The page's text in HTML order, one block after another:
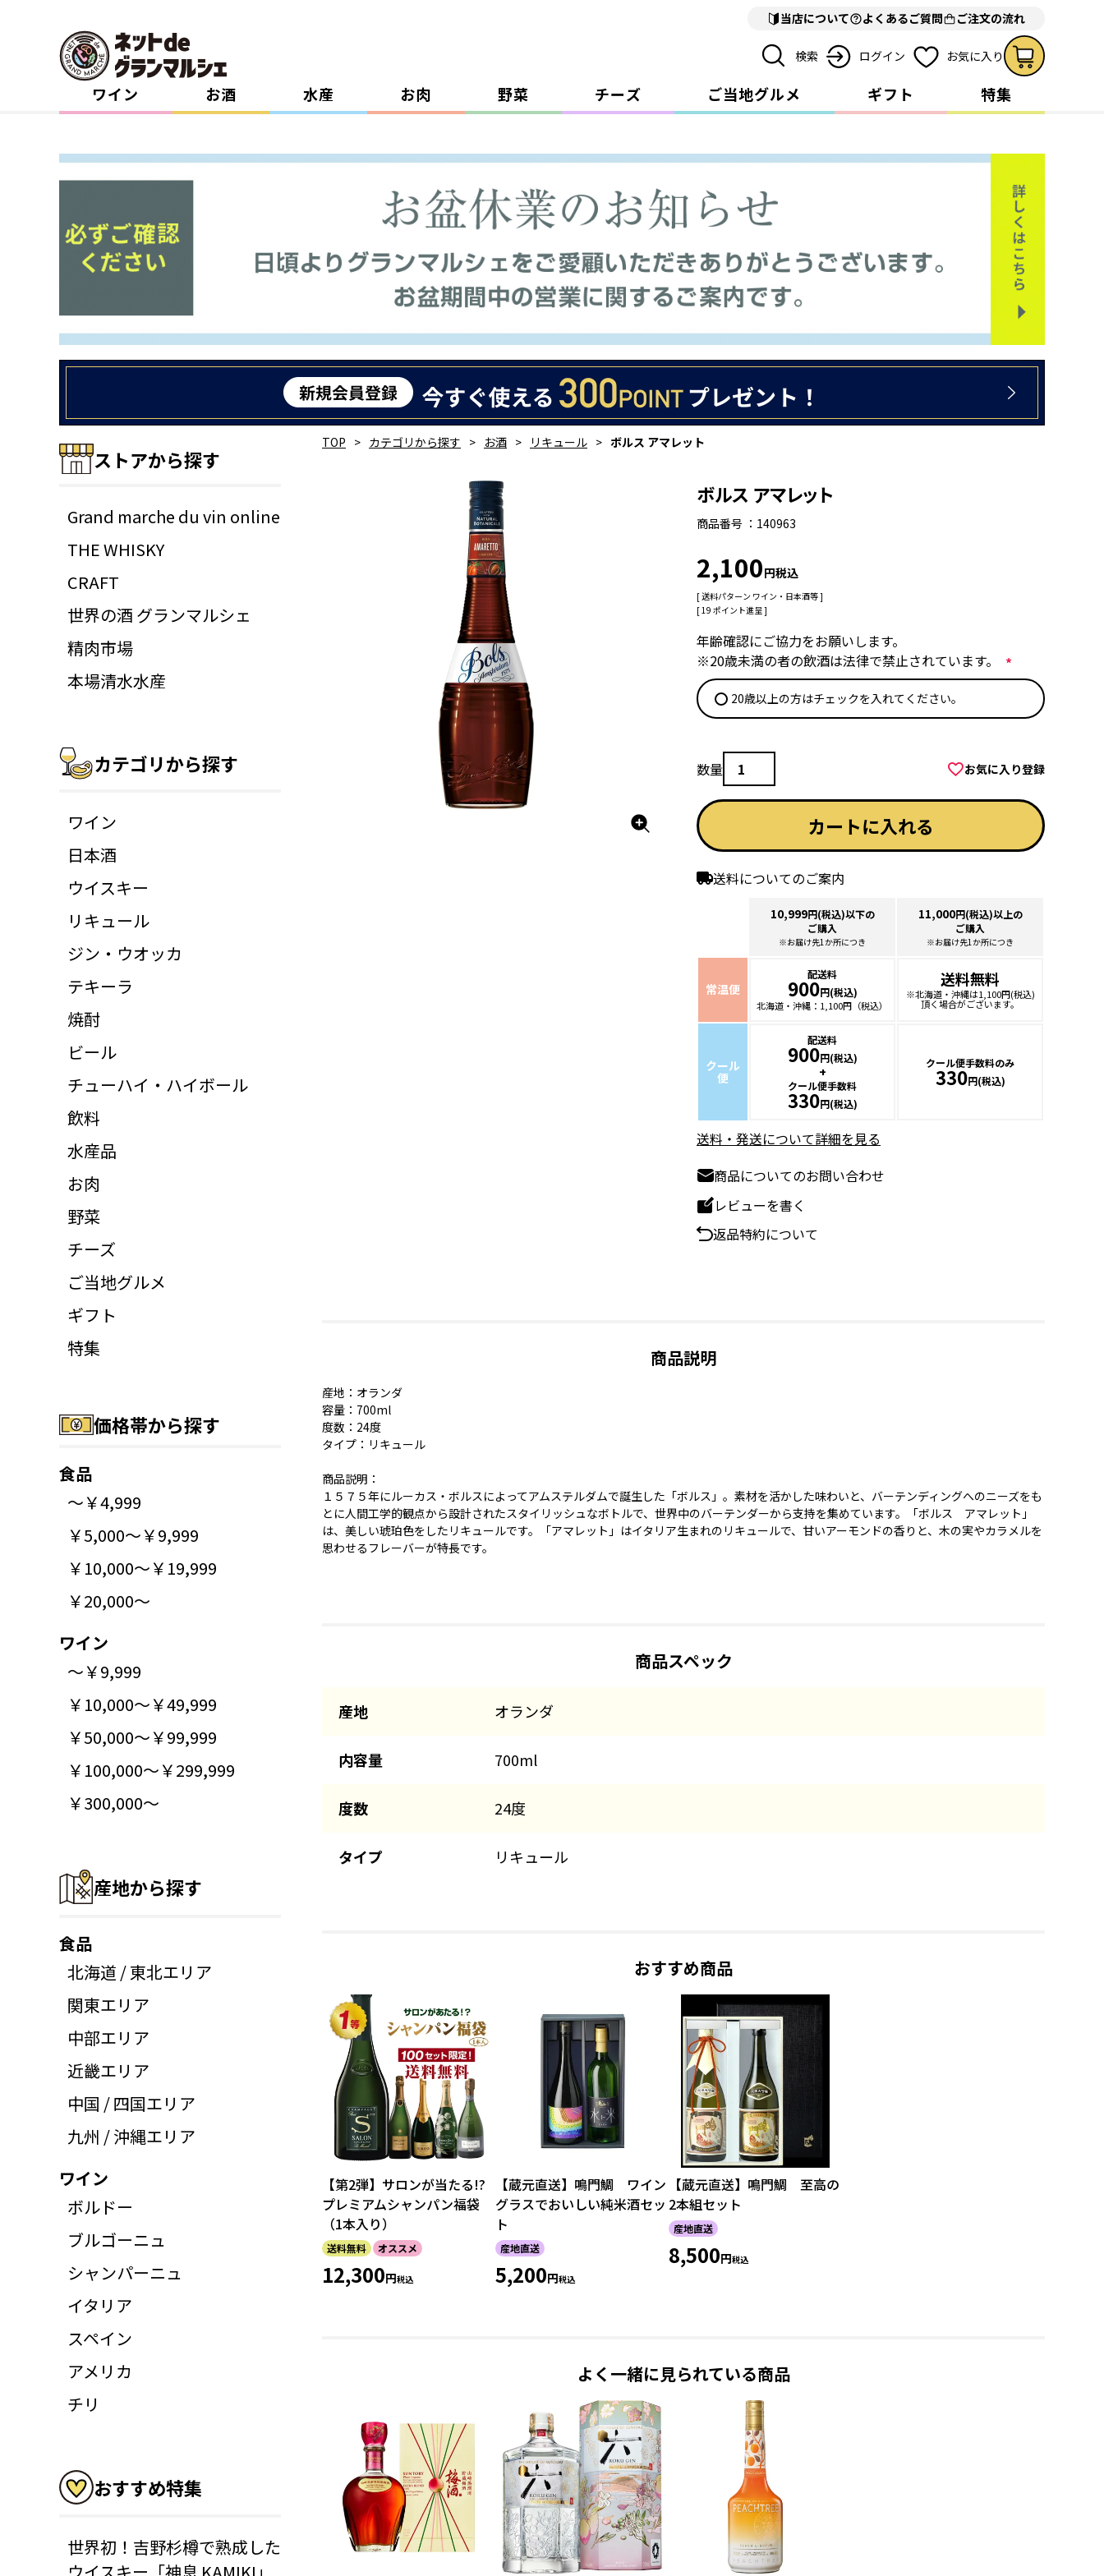
当店について よくあるご質問 ご注文の流れ
検索 ログイン お気に入り
ワイン お酒 水産 お肉 野菜 チーズ ご当地グルメ ギフト 特集
ストアから探す
Grand marche du vin online
THE WHISKY
CRAFT
世界の酒 グランマルシェ
精肉市場
本場清水水産
カテゴリから探す
ワイン
日本酒
ウイスキー
リキュール
ジン・ウオッカ
テキーラ
焼酎
ビール
チューハイ・ハイボール
飲料
水産品
お肉
野菜
チーズ
ご当地グルメ
ギフト
特集
価格帯から探す
食品
～￥4,999
￥5,000～￥9,999
￥10,000～￥19,999
￥20,000～
ワイン
～￥9,999
￥10,000～￥49,999
￥50,000～￥99,999
￥100,000～￥299,999
￥300,000～
産地から探す
食品
北海道 / 東北エリア
関東エリア
中部エリア
近畿エリア
中国 / 四国エリア
九州 / 沖縄エリア
ワイン
ボルドー
ブルゴーニュ
シャンパーニュ
イタリア
スペイン
アメリカ
チリ
おすすめ特集
世界初！吉野杉樽で熟成した
TOP カテゴリから探す お酒 リキュール ボルス アマレット
ボルス アマレット
商品番号 140963
2,100 税込
送料パターン ワイン・日本酒等
[19 ポイント進呈 ]
年齢確認にご協力をお願いします。
※20歳未満の者の飲酒は法律で禁止されています。
(
須
20歳以上の方はチェックを入れてください。
お気に入り登録
カートに入れる
送料についてのご案内
10,999円(税込)以下の
ご購入
※お届け先1か所につき
11,000円(税込)以上の
ご購入
※お届け先1か所につき
常温便
配送料
900円(税込)
北海道・沖縄： 1,100円（税込）
送料無料
※北海道・沖縄は1,100円(税込)
頂く場合がございます。
クール
便
配送料
900円(税込)
+
クール便手数料
330円(税込)
クール便手数料のみ
330円(税込)
送料・発送について詳細を見る
商品についてのお問い合わせ
レビューを書く
返品特約について
商品説明
産地：オランダ
容量：700ml
度数：24度
タイプ：リキュール
商品説明：
１５７５年にルーカス・ボルスによってアムステルダムで誕生した「ボルス」。素材を活かした味わいと、バーテンディングへのニーズをも
とに人間工学的観点から設計されたスタイリッシュなボトルで、世界中のバーテンダーから支持を集めています。「ボルス アマレット」
は、美しい琥珀色をしたリキュールです。「アマレット」はイタリア生まれのリキュールで、甘いアーモンドの香りと、木の実やカラメルを
思わせるフレーバーが特長です。
商品スペック
産地 オランダ
内容量 700ml
度数 24度
タイプ リキュール
おすすめ商品
【第2弾】サロンが当たる!?
プレミアムシャンパン福袋
（1本入り）
送料無料 オススメ
12,300 税込
【蔵元直送】鳴門鯛 ワイン
グラスでおいしい純米酒セッ
ト
産地直送
5,200 税込
【蔵元直送】鳴門鯛 至高の
2本組セット
産地直送
8,500 税込
よく一緒に見られている商品